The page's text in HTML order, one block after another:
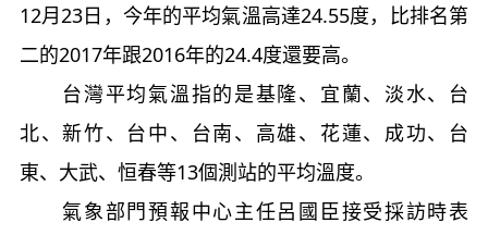
12月23日，今年的平均氣溫高達24.55度，比排名第
二的2017年跟2016年的24.4度還要高。
台灣平均氣溫指的是基隆、宜蘭、淡水、台
北、新竹、台中、台南、高雄、花蓮、成功、台
東、大武、恒春等13個測站的平均溫度。
氣象部門預報中心主任呂國臣接受採訪時表